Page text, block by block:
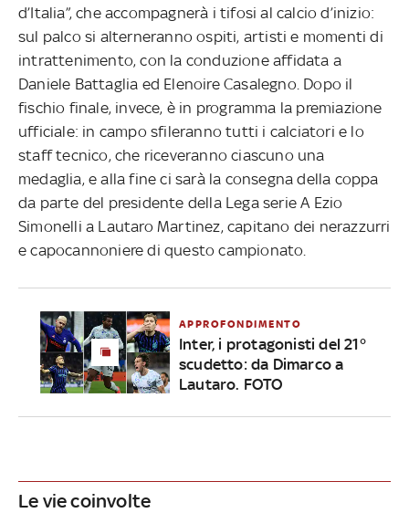
d’Italia”, che accompagnerà i tifosi al calcio d’inizio:
sul palco si alterneranno ospiti, artisti e momenti di
intrattenimento, con la conduzione affidata a
Daniele Battaglia ed Elenoire Casalegno. Dopo il
fischio finale, invece, è in programma la premiazione
ufficiale: in campo sfileranno tutti i calciatori e lo
staff tecnico, che riceveranno ciascuno una
medaglia, e alla fine ci sarà la consegna della coppa
da parte del presidente della Lega serie A Ezio
Simonelli a Lautaro Martinez, capitano dei nerazzurri
e capocannoniere di questo campionato.
APPROFONDIMENTO
Inter, i protagonisti del 21°
scudetto: da Dimarco a
Lautaro. FOTO
Le vie coinvolte